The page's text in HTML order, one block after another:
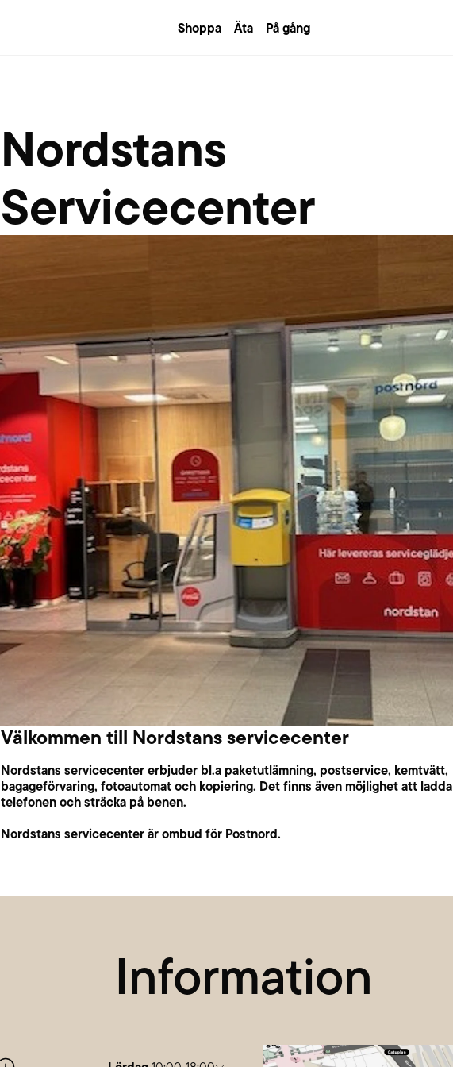
Shoppa Äta På gång
Nordstans
Servicecenter
Välkommen till Nordstans servicecenter
Nordstans servicecenter erbjuder bl.a paketutlämning, postservice, kemtvätt,
bagageförvaring, fotoautomat och kopiering. Det finns även möjlighet att ladda
telefonen och sträcka på benen.
Nordstans servicecenter är ombud för Postnord.
Information